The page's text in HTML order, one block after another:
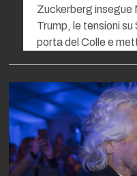
Zuckerberg insegue
Trump, le tensioni
porta del Colle e